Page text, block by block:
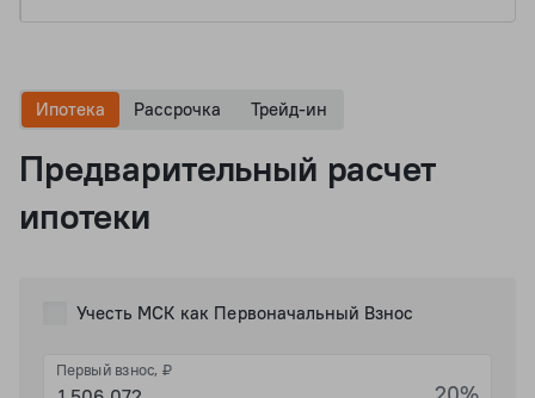
Предварительный расчет
ипотеки
Ипотека Рассрочка Трейд-ин
Учесть МСК как Первоначальный Взнос
Первый взнос, ₽